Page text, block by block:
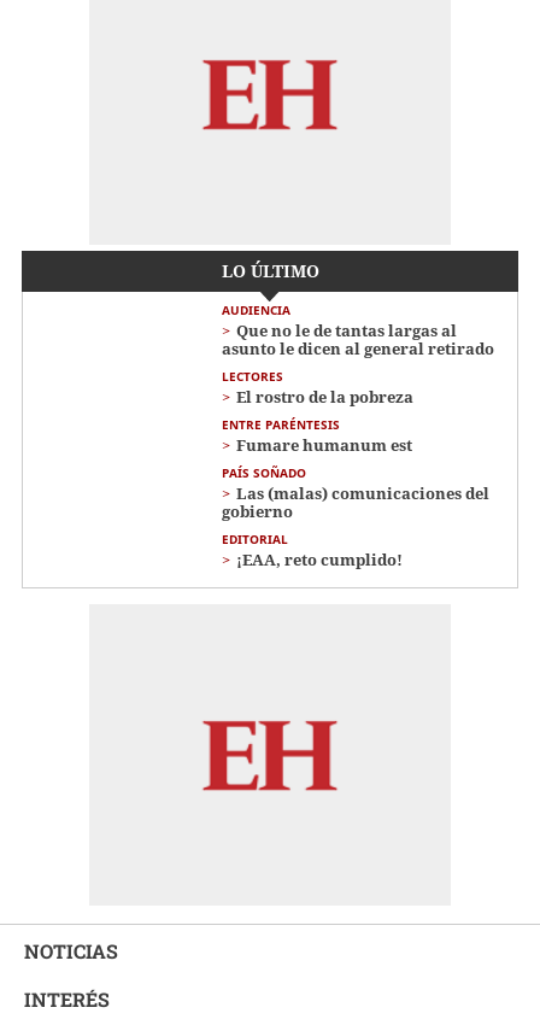
LO ÚLTIMO
AUDIENCIA
Que no le de tantas largas al
asunto le dicen al general retirado
LECTORES
El rostro de la pobreza
ENTRE PARÉNTESIS
Fumare humanum est
PAÍS SOÑADO
Las (malas) comunicaciones del
gobierno
EDITORIAL
¡EAA, reto cumplido!
NOTICIAS
INTERÉS